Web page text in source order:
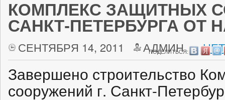
КОМПЛЕКС ЗАЩИТНЫХ
САНКТ-ПЕТЕРБУРГА ОТ
СЕНТЯБРЯ 14, 2011 АДМИН
ПОДЕЛИТЬСЯ:
Завершено строительство
сооружений г. Санкт-